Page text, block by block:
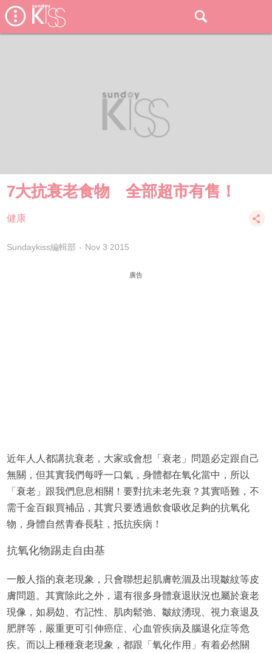
7大抗衰老食物 全部超市有售！
健康
Sundaykiss編輯部 Nov 3 2015
廣告
近年人人都講抗衰老，大家或會想「衰老」問題必定跟自己
無關，但其實我們每呼一口氣，身體都在氧化當中，所以
「衰老」跟我們息息相關！要對抗未老先衰？其實唔難，不
需千金百銀買補品，其實只要透過飲食吸收足夠的抗氧化
物，身體自然青春長駐，抵抗疾病！
抗氧化物踢走自由基
一般人指的衰老現象，只會聯想起肌膚乾涸及出現皺紋等皮
膚問題。其實除此之外，還有很多身體衰退狀況也屬於衰老
現像，如易攰、冇記性、肌肉鬆弛、皺紋湧現、視力衰退及
肥胖等，嚴重更可引伸癌症、心血管疾病及腦退化症等危
疾。而以上種種衰老現象，都跟「氧化作用」有着必然關